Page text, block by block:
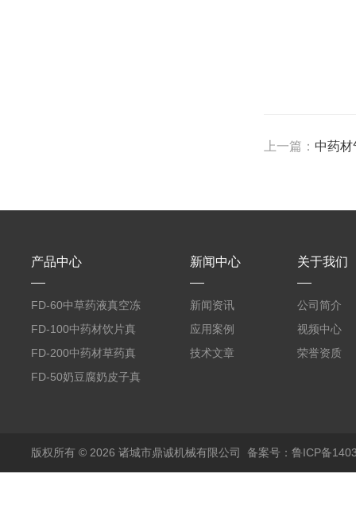
上一篇： 中药
产品中心
FD-60中草药液真空冻
干机
FD-100中药材饮片真
空冻干机
FD-200中药材草药真
空冻干机
FD-50奶豆腐奶皮子真
新闻中心
新闻资讯
应用案例
技术文章
关于我们
公司简介
视频中心
荣誉资质
版权所有 © 2026 诸城市鼎诚机械有限公司 备案号：鲁ICP备